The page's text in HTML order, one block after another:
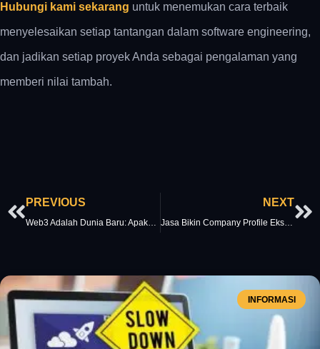
Hubungi kami sekarang untuk menemukan cara terbaik
menyelesaikan setiap tantangan dalam software engineering,
dan jadikan setiap proyek Anda sebagai pengalaman yang
memberi nilai tambah.
Prev
PREVIOUS
Web3 Adalah Dunia Baru: Apakah Bisnis Anda Siap Beradaptasi?
NEXT
Jasa Bikin Company Profile Eksklusif: Bikin Perusahaan Anda Naik Kelas
INFORMASI